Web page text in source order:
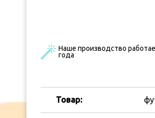
Наше производство
года
Товар: